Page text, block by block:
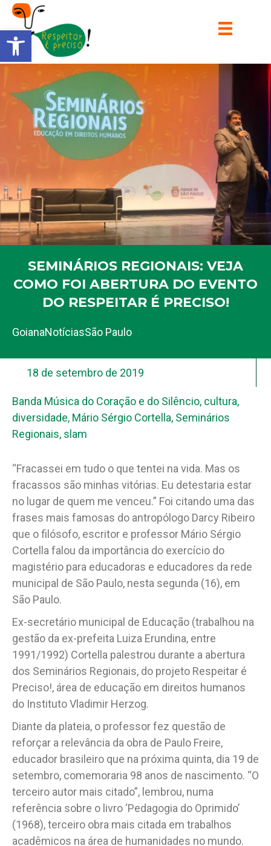
Barra de Ferramentas Aberta
SEMINÁRIOS REGIONAIS: VEJA
COMO FOI ABERTURA DO EVENTO
DO RESPEITAR É PRECISO!
GoianaNotíciasSão Paulo
18 de setembro de 2019
Banda Música do Coração e do Silêncio, cultura,
diversidade, Mário Sérgio Cortella, Seminários
Regionais, slam
“Fracassei em tudo o que tentei na vida. Mas os
fracassos são minhas vitórias. Eu detestaria estar
no lugar de quem me venceu.” Foi citando uma das
frases mais famosas do antropólogo Darcy Ribeiro
que o filósofo, escritor e professor Mário Sérgio
Cortella falou da importância do exercício do
magistério para educadoras e educadores da rede
municipal de São Paulo, nesta segunda (16), em
São Paulo.
Ex-secretário municipal de Educação (trabalhou na
gestão da ex-prefeita Luiza Erundina, entre
1991/1992) Cortella palestrou durante a abertura
dos Seminários Regionais, do projeto Respeitar é
Preciso!, área de educação em direitos humanos
do Instituto Vladimir Herzog.
Diante da plateia, o professor fez questão de
reforçar a relevância da obra de Paulo Freire,
educador brasileiro que na próxima quinta, dia 19 de
setembro, comemoraria 98 anos de nascimento. “O
terceiro autor mais citado”, lembrou, numa
referência sobre o livro ‘Pedagogia do Oprimido’
(1968), terceiro obra mais citada em trabalhos
acadêmicos na área de humanidades no mundo.